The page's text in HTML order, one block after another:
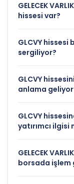
GELECEK
hissesi var?
GLCVY
sergiliyor?
GLCVY
anlama
GLCVY
yatırımcı ilgisi
GELECEK
borsada işlem